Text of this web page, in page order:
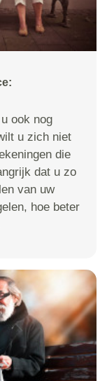
ook nog
u zich niet
die
dat u zo
van uw
hoe beter